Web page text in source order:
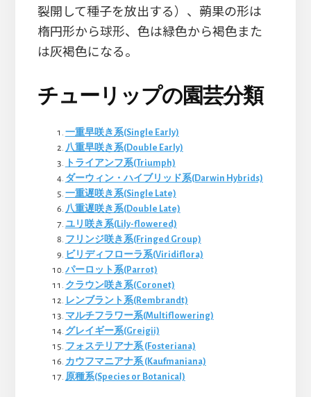
裂開して種子を放出する）、蒴果の形は
楕円形から球形、色は緑色から褐色また
は灰褐色になる。
チューリップの園芸分類
一重早咲き系(Single Early)
八重早咲き系(Double Early)
トライアンフ系(Triumph)
ダーウィン・ハイブリッド系(Darwin Hybrids)
一重遅咲き系(Single Late)
八重遅咲き系(Double Late)
ユリ咲き系(Lily-flowered)
フリンジ咲き系(Fringed Group)
ビリディフローラ系(Viridiflora)
パーロット系(Parrot)
クラウン咲き系(Coronet)
レンブラント系(Rembrandt)
マルチフラワー系(Multiflowering)
グレイギー系(Greigii)
フォステリアナ系 (Fosteriana)
カウフマニアナ系 (Kaufmaniana)
原種系(Species or Botanical)